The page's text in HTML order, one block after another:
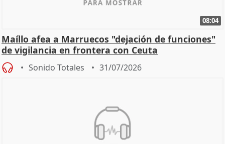
08:04
Maíllo afea a Marruecos "dejación de funciones"
de vigilancia en frontera con Ceuta
Sonido Totales 31/07/2026